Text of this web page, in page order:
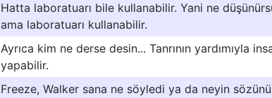
Hatta laboratuarı bile kullanabilir. Yani ne
ama laboratuarı kullanabilir.
Ayrıca kim ne derse desin... Tanrının yardımıyla
yapabilir.
Freeze, Walker sana ne söyledi ya da neyin